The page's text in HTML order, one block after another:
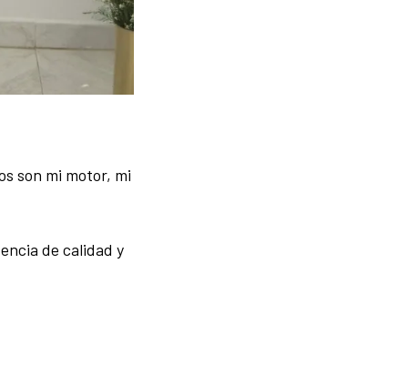
son mi motor, mi
de calidad y